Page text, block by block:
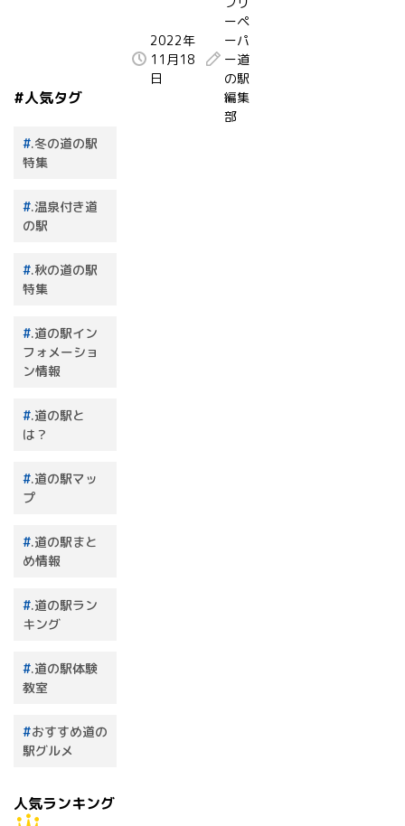
2022年
11月18
日
ーペ
ーパ
ー道
の駅
編集
部
#人気タグ
.冬の道の駅
特集
.温泉付き道
の駅
.秋の道の駅
特集
.道の駅イン
フォメーショ
ン情報
.道の駅と
は？
.道の駅マッ
プ
.道の駅まと
め情報
.道の駅ラン
キング
.道の駅体験
教室
おすすめ道の
駅グルメ
人気ランキング